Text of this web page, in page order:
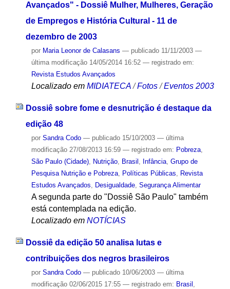
Avançados" - Dossiê Mulher, Mulheres, Geração
de Empregos e História Cultural - 11 de
dezembro de 2003
por Maria Leonor de Calasans — publicado11/11/2003 —
última modificação14/05/2014 16:52 — registrado em:
Revista Estudos Avançados
Localizado em MIDIATECA /Fotos /Eventos 2003
Dossiê sobre fome e desnutrição é destaque da
edição 48
por Sandra Codo — publicado15/10/2003 — última
modificação27/08/2013 16:59 — registrado em: Pobreza,
São Paulo (Cidade), Nutrição, Brasil Infância, Grupo de
Pesquisa Nutrição e Pobreza, Políticas Públicas
Revista
Estudos Avançados
Desigualdade, Segurança Alimentar
A segunda parte do "Dossiê São Paulo" também
está contemplada na edição.
Localizado em NOTÍCIAS
Dossiê da edição 50 analisa lutas e
contribuições dos negros brasileiros
por Sandra Codo — publicado10/06/2003 — última
modificação02/06/2015 17:55 — registrado em: Brasil